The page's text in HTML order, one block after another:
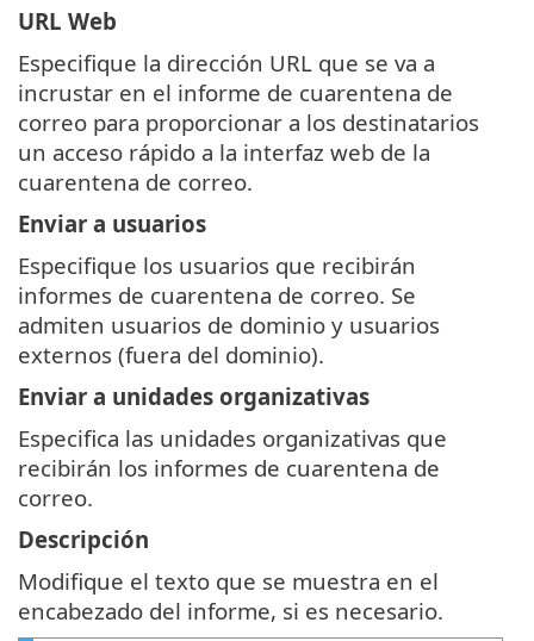
URL Web
Especifique la dirección URL que se va a
incrustar en el informe de cuarentena de
correo para proporcionar a los destinatarios
un acceso rápido a la interfaz web de la
cuarentena de correo.
Enviar a usuarios
Especifique los usuarios que recibirán
informes de cuarentena de correo. Se
admiten usuarios de dominio y usuarios
externos (fuera del dominio).
Enviar a unidades organizativas
Especifica las unidades organizativas que
recibirán los informes de cuarentena de
correo.
Descripción
Modifique el texto que se muestra en el
encabezado del informe, si es necesario.